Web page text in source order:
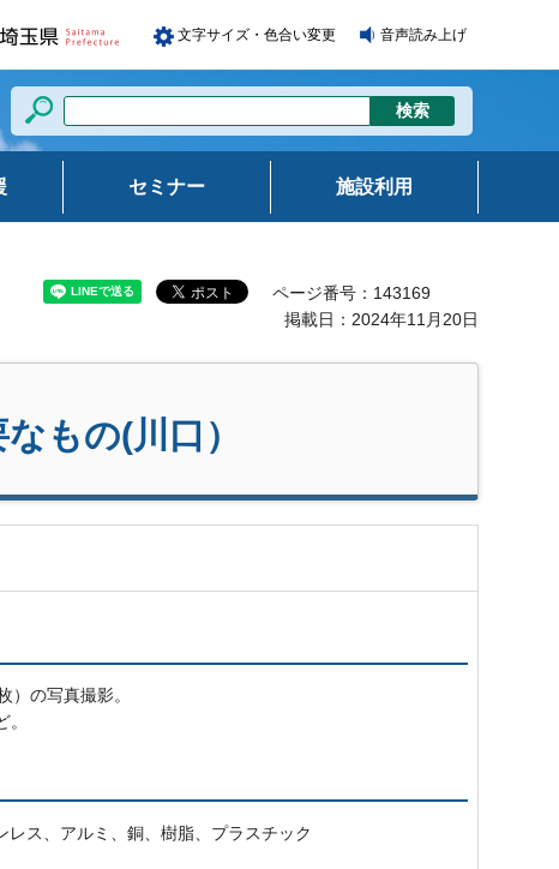
文字サイズ・色合い変更 音声読み上げ
セミナー 施設利用
ページ番号：143169
掲載日：2024年11月20日
もの(川口）
の写真撮影。
ス、アルミ、銅、樹脂、プラスチック